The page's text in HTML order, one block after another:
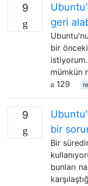
9
geri
bir
mümkün
129
9
bir
Bir
bunları